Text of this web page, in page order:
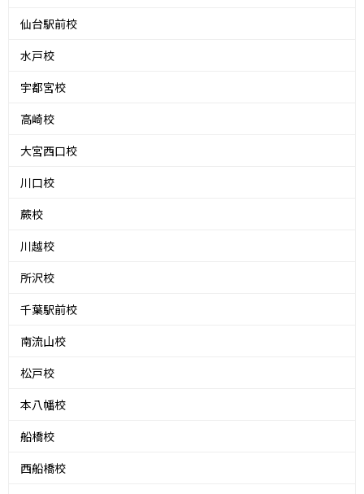
仙台駅前校
水戸校
宇都宮校
高崎校
大宮西口校
川口校
蕨校
川越校
所沢校
千葉駅前校
南流山校
松戸校
本八幡校
船橋校
西船橋校